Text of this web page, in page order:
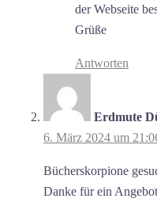
der Webseite
Grüße
Antworten
Erdmute
6. März 2024 um
Bücherskorpione
Danke für ein